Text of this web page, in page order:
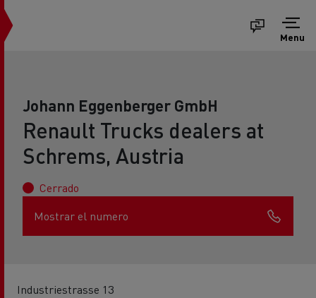
Menu
Johann Eggenberger GmbH
Renault Trucks dealers at
Schrems, Austria
Cerrado
Mostrar el numero
Industriestrasse 13